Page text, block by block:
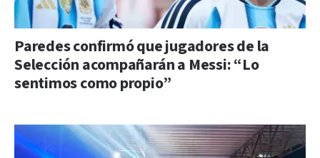
Paredes confirmó que jugadores de la
Selección acompañarán a Messi: “Lo
sentimos como propio”